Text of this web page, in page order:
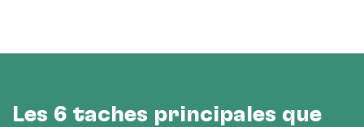
Les 6 tâches principales que